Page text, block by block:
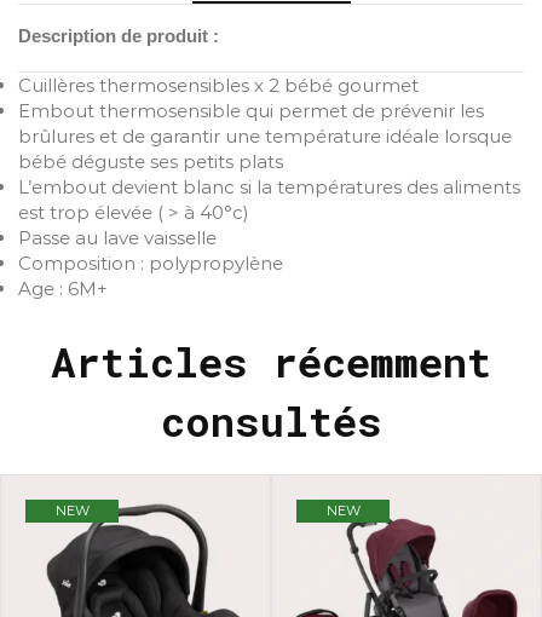
Description de produit :
Cuillères thermosensibles x 2 bébé gourmet
Embout thermosensible qui permet de prévenir les
brûlures et de garantir une température idéale lorsque
bébé déguste ses petits plats
L’embout devient blanc si la températures des aliments
est trop élevée ( > à 40°c)
Passe au lave vaisselle
Composition : polypropylène
Age : 6M+
Articles récemment
consultés
NEW NEW